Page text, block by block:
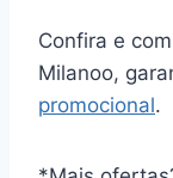
Confira e
Milanoo,
promocional.